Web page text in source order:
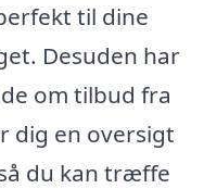
til dine
Desuden har
om tilbud fra
dig en oversigt
du kan træffe